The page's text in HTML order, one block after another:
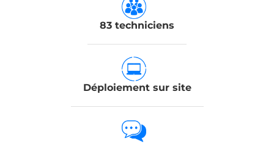
83 techniciens
Déploiement sur site